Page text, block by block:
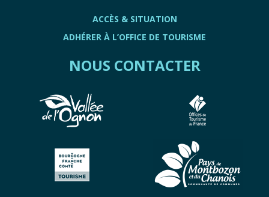
ACCÈS & SITUATION
ADHÉRER À L’OFFICE DE TOURISME
NOUS CONTACTER